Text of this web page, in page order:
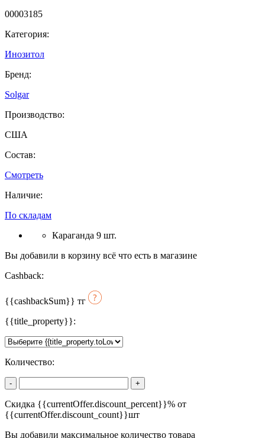
00003185
Категория:
Инозитол
Бренд:
Solgar
Производство:
США
Состав:
Смотреть
Наличие:
По складам
Караганда 9 шт.
Вы добавили в корзину всё что есть в магазине
Cashback:
{{cashbackSum}} тг
{{title_property}}:
Количество:
- +
Скидка {{currentOffer.discount_percent}}% от
{{currentOffer.discount_count}}шт
Вы добавили максимальное количество товара